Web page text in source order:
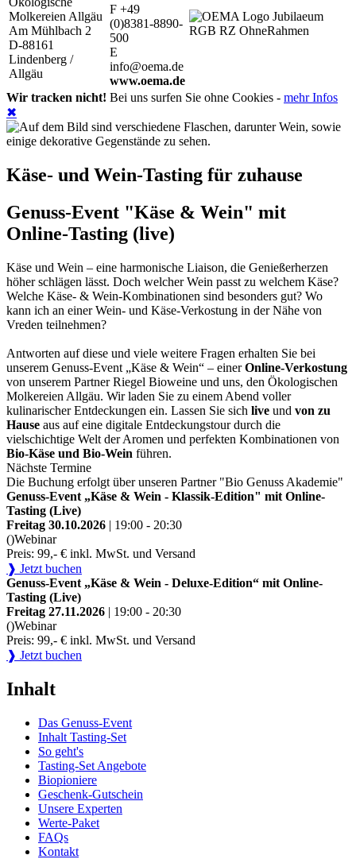
Molkereien Allgäu
Am Mühlbach 2
D-88161
Lindenberg /
Allgäu
F +49
(0)8381-8890-
500
E
info@oema.de
www.oema.de
Wir tracken nicht! Bei uns surfen Sie ohne Cookies - mehr Infos
✖
Käse- und Wein-Tasting für zuhause
Genuss-Event "Käse & Wein" mit
Online-Tasting (live)
Käse und Wein – eine harmonische Liaison, die Genießerherzen
höher schlägen lässt. Doch welcher Wein passt zu welchem Käse?
Welche Käse- & Wein-Kombinationen sind besonders gut? Wo
kann ich an einer Wein- und Käse-Verkostung in der Nähe von
Vreden teilnehmen?
Antworten auf diese und viele weitere Fragen erhalten Sie bei
unserem Genuss-Event „Käse & Wein“ – einerOnline-Verkostung
von unserem Partner Riegel Bioweine und uns, den Ökologischen
Molkereien Allgäu. Wir laden Sie zu einem Abend voller
kulinarischer Entdeckungen ein. Lassen Sie sich live und von zu
Hause aus auf eine digitale Entdeckungstour durch die
vielschichtige Welt der Aromen und perfekten Kombinationen von
Bio-Käse und Bio-Wein führen.
Nächste Termine
Die Buchung erfolgt über unseren Partner "Bio Genuss Akademie"
Genuss-Event „Käse & Wein - Klassik-Edition" mit Online-
Tasting (Live)
Freitag 30.10.2026 | 19:00 - 20:30
()Webinar
Preis: 99,- € inkl. MwSt. und Versand
❱ Jetzt buchen
Genuss-Event „Käse & Wein - Deluxe-Edition“ mit Online-
Tasting (Live)
Freitag 27.11.2026 | 19:00 - 20:30
()Webinar
Preis: 99,- € inkl. MwSt. und Versand
❱ Jetzt buchen
Inhalt
Das Genuss-Event
Inhalt Tasting-Set
So geht's
Tasting-Set Angebote
Biopioniere
Geschenk-Gutschein
Unsere Experten
Werte-Paket
FAQs
Kontakt